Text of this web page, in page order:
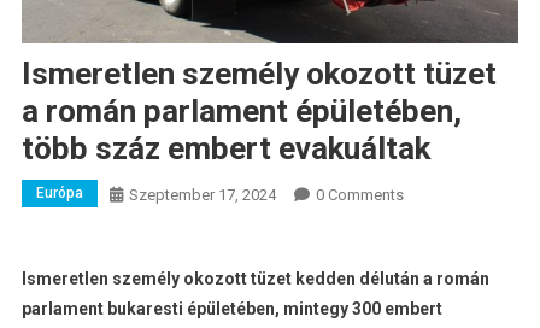
Ismeretlen személy okozott tüzet
a román parlament épületében,
több száz embert evakuáltak
Európa Szeptember 17, 2024 0 Comments
Ismeretlen személy okozott tüzet kedden délután a román
parlament bukaresti épületében, mintegy 300 embert